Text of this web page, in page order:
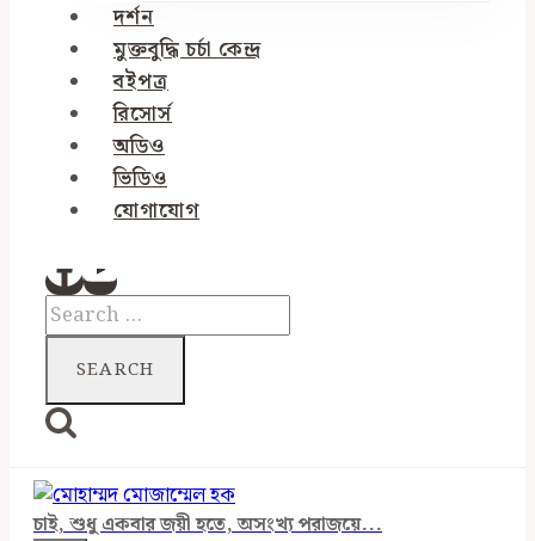
দর্শন
মুক্তবুদ্ধি চর্চা কেন্দ্র
বইপত্র
রিসোর্স
অডিও
ভিডিও
যোগাযোগ
Search
for:
চাই, শুধু একবার জয়ী হতে, অসংখ্য পরাজয়ে...